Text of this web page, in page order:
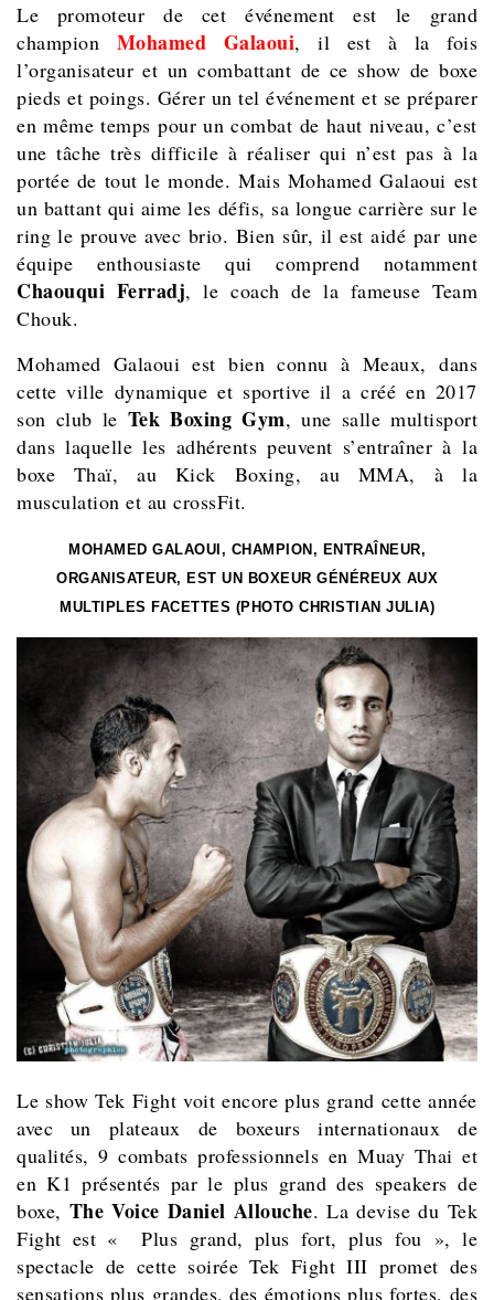
Le promoteur de cet événement est le grand
champion Mohamed Galaoui, il est à la fois
l’organisateur et un combattant de ce show de boxe
pieds et poings. Gérer un tel événement et se préparer
en même temps pour un combat de haut niveau, c’est
une tâche très difficile à réaliser qui n’est pas à la
portée de tout le monde. Mais Mohamed Galaoui est
un battant qui aime les défis, sa longue carrière sur le
ring le prouve avec brio. Bien sûr, il est aidé par une
équipe enthousiaste qui comprend notamment
Chaouqui Ferradj, le coach de la fameuse Team
Chouk.
Mohamed Galaoui est bien connu à Meaux, dans
cette ville dynamique et sportive il a créé en 2017
son club le Tek Boxing Gym, une salle multisport
dans laquelle les adhérents peuvent s’entraîner à la
boxe Thaï, au Kick Boxing, au MMA, à la
musculation et au crossFit.
MOHAMED GALAOUI, CHAMPION, ENTRAÎNEUR,
ORGANISATEUR, EST UN BOXEUR GÉNÉREUX AUX
MULTIPLES FACETTES (PHOTO CHRISTIAN JULIA)
Le show Tek Fight voit encore plus grand cette année
avec un plateaux de boxeurs internationaux de
qualités, 9 combats professionnels en Muay Thai et
en K1 présentés par le plus grand des speakers de
boxe, The Voice Daniel Allouche. La devise du Tek
Fight est «Plus grand, plus fort, plus fou », le
spectacle de cette soirée Tek Fight III promet des
sensations plus grandes, des émotions plus fortes, des